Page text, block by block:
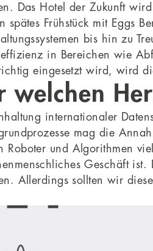
Das Hotel der Zukunft
spätes Frühstück mit Eggs
bis hin zu
in Bereichen wie
eingesetzt wird, wird
welchen
internationaler
mag die
Roboter und Algorithmen
Geschäft
Allerdings sollten wir